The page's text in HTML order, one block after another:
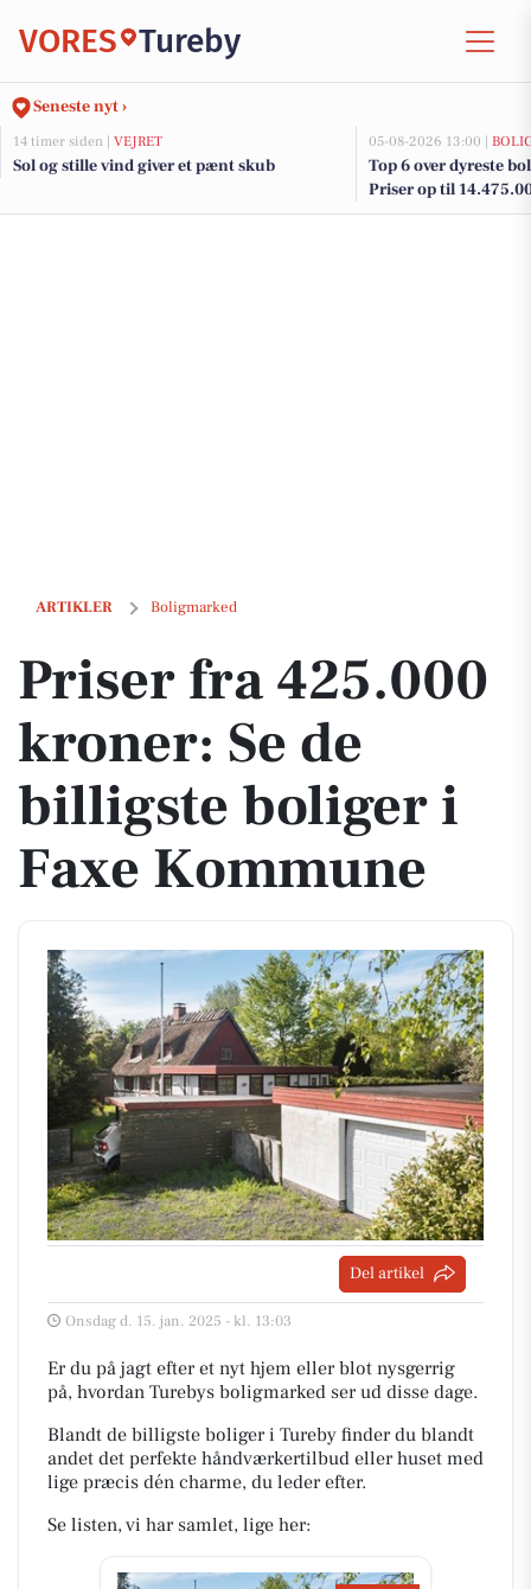
VORES Tureby
Seneste nyt ›
14 timer siden | VEJRET
Sol og stille vind giver et pænt skub
05-08-2026 13:00 |
Top 6 over dyreste
Priser op til
ARTIKLER Boligmarked
Priser fra 425.000 kroner: Se de billigste boliger i Faxe Kommune
Priser fra 425.000
kroner: Se de
billigste boliger i
Faxe Kommune
Del artikel
Onsdag d. 15. jan. 2025 - kl. 13:03
Er du på jagt efter et nyt hjem eller blot nysgerrig
på, hvordan Turebys boligmarked ser ud disse dage.
Blandt de billigste boliger i Tureby finder du blandt
andet det perfekte håndværkertilbud eller huset med
lige præcis dén charme, du leder efter.
Se listen, vi har samlet, lige her: